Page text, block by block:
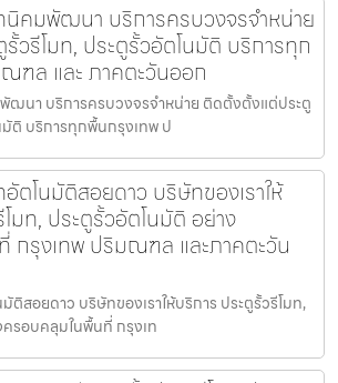
นิคมพัฒนา บริการครบวงจรจำหน่าย
วรีโมท, ประตูรั้วอัตโนมัติ บริการทุก
ฑล และ ภาคตะวันออก
ฒนา บริการครบวงจรจำหน่าย ติดตั้งตั้งแต่ประตู
มัติ บริการทุกพื้นกรุงเทพ ป
อัตโนมัติสอยดาว บริษัทของเราให้
มท, ประตูรั้วอัตโนมัติ อย่าง
กรุงเทพ ปริมณฑล และภาคตะวัน
ติสอยดาว บริษัทของเราให้บริการ ประตูรั้วรีโมท,
รอบคลุมในพื้นที่ กรุงเท